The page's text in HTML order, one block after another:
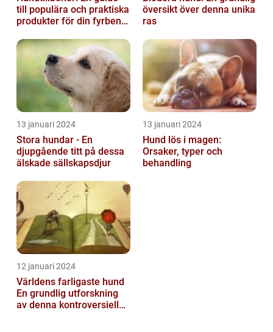
till populära och praktiska
produkter för din fyrbenta
översikt över denna unika
ras
13 januari 2024
Stora hundar - En
djupgående titt på dessa
älskade sällskapsdjur
13 januari 2024
Hund lös i magen:
Orsaker, typer och
behandling
12 januari 2024
Världens farligaste hund
En grundlig utforskning
av denna kontroversiella